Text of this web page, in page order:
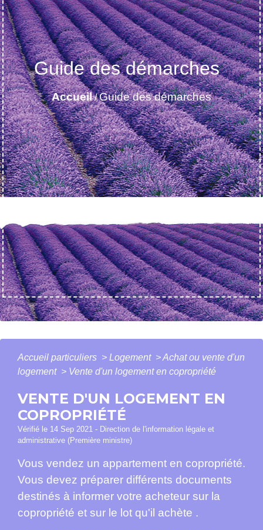
Guide des démarches
Accueil/Guide des démarches
Accueil particuliers > Logement >Achat ou vente d'un
logement > Vente d'un logement en copropriété
VENTE D'UN LOGEMENT EN
COPROPRIÉTÉ
Vérifié le 14 Sep 2021 - Direction de l'information légale et
administrative (Première ministre)
Vous vendez un appartement en copropriété.
Vous devez préparer différents documents
destinés à informer votre acheteur sur la
copropriété et sur le lot qu'il achète .